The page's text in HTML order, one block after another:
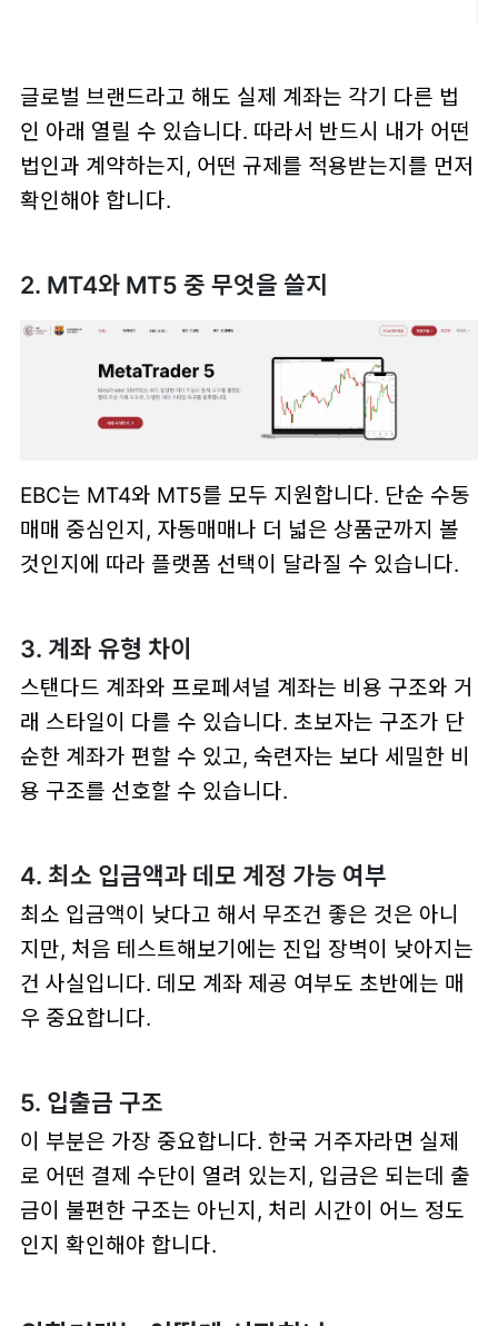
글로벌 브랜드라고 해도 실제 계좌는 각기 다른 법
인 아래 열릴 수 있습니다. 따라서 반드시 내가 어떤
법인과 계약하는지, 어떤 규제를 적용받는지를 먼저
확인해야 합니다.
2. MT4와 MT5 중 무엇을 쓸지
EBC는 MT4와 MT5를 모두 지원합니다. 단순 수동
매매 중심인지, 자동매매나 더 넓은 상품군까지 볼
것인지에 따라 플랫폼 선택이 달라질 수 있습니다.
3. 계좌 유형 차이
스탠다드 계좌와 프로페셔널 계좌는 비용 구조와 거
래 스타일이 다를 수 있습니다. 초보자는 구조가 단
순한 계좌가 편할 수 있고, 숙련자는 보다 세밀한 비
용 구조를 선호할 수 있습니다.
4. 최소 입금액과 데모 계정 가능 여부
최소 입금액이 낮다고 해서 무조건 좋은 것은 아니
지만, 처음 테스트해보기에는 진입 장벽이 낮아지는
건 사실입니다. 데모 계좌 제공 여부도 초반에는 매
우 중요합니다.
5. 입출금 구조
이 부분은 가장 중요합니다. 한국 거주자라면 실제
로 어떤 결제 수단이 열려 있는지, 입금은 되는데 출
금이 불편한 구조는 아닌지, 처리 시간이 어느 정도
인지 확인해야 합니다.